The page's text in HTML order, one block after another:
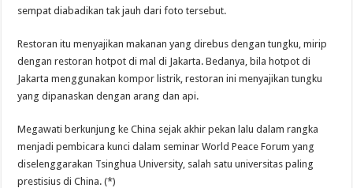
sempat diabadikan tak jauh dari foto tersebut.
Restoran itu menyajikan makanan yang direbus dengan tungku, mirip
dengan restoran hotpot di mal di Jakarta. Bedanya, bila hotpot di
Jakarta menggunakan kompor listrik, restoran ini menyajikan tungku
yang dipanaskan dengan arang dan api.
Megawati berkunjung ke China sejak akhir pekan lalu dalam rangka
menjadi pembicara kunci dalam seminar World Peace Forum yang
diselenggarakan Tsinghua University, salah satu universitas paling
prestisius di China. (*)